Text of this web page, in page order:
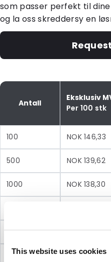
This website uses cookies
som passer perfekt til
og la oss skreddersy en
Antall
Eksklusiv
Per 100 stk
100 NOK 146,33
500 NOK 139,62
1000 NOK 138,30
5000 NOK 134,14
10000 NOK 130,18